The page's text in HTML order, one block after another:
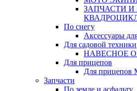
ЗАПЧАСТИ И
По снегу
Аксессуары
Для садовой техники
НАВЕСНОЕ
Для прицепов
Для прицепов
Запчасти
По земле и асфальту